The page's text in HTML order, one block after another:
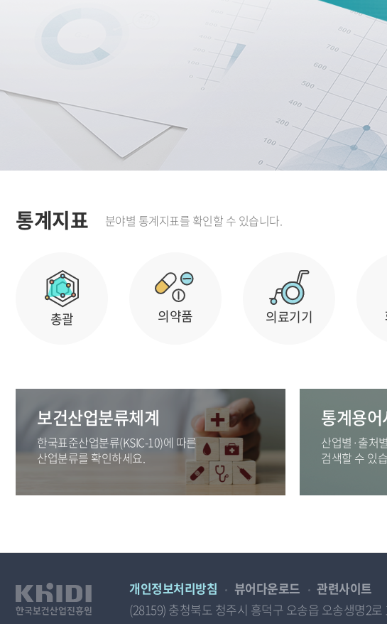
통계지표 분야별 통계지표를 확인할 수 있습니다.
총괄 의약품 의료기기
보건산업분류체계
한국표준산업분류(KSIC-10)에 따른
산업분류를 확인하세요.
통계용어
산업별·출처
검색할 수 있
개인정보처리방침 뷰어다운로드
관련사이트
(28159) 충청북도 청주시 흥덕구 오송읍 오송생명2